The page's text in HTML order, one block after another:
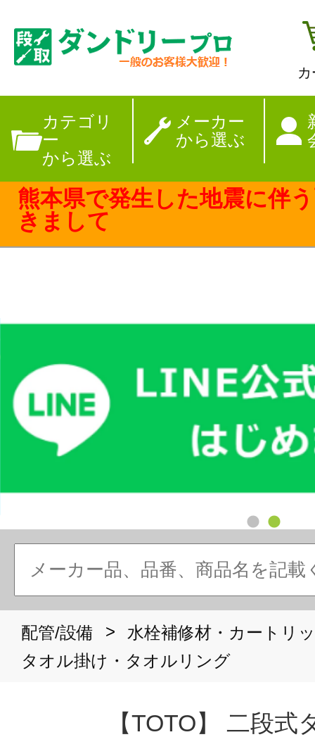
カテゴリ
ー
から選ぶ
メーカー
から選ぶ
【夏季休暇のお
熊本県で発生した地震に伴
きまして
配管/設備 >
水栓補修材・カートリ
タオル掛け・タオルリング
【TOTO】 二段式